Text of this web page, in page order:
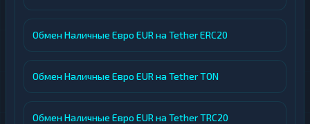
Обмен Наличные Евро EUR на Tether ERC20
Обмен Наличные Евро EUR на Tether TON
Обмен Наличные Евро EUR на Tether TRC20